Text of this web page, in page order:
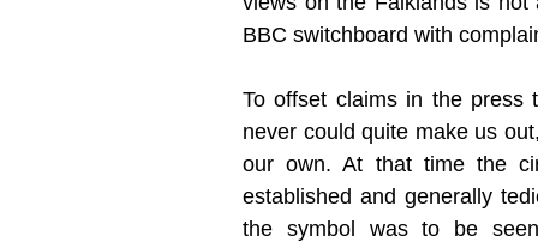
BBC switchboard with
To offset claims in the press
never could quite make us
our own. At that time the
established and generally
the symbol was to be